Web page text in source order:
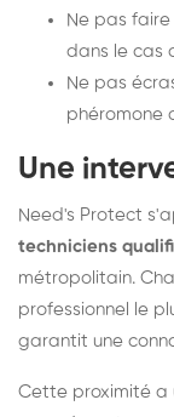
Ne pas
dans le cas
Ne pas
phéromone
Une
Need's Protect
techniciens
métropolitain.
professionnel le
garantit une
Cette proximité a